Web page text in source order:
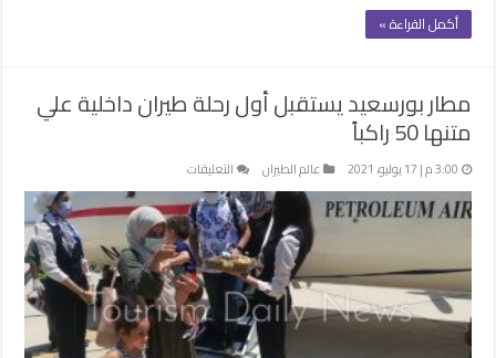
أكمل القراءة »
مطار بورسعيد يستقبل أول رحلة طيران داخلية علي
متنها 50 راكباً
3:00 م | 17 يوليو، 2021 عالم الطيران التعليقات
مطار
بورسعيد
يستقبل
أول
رحلة
طيران
داخلية
علي